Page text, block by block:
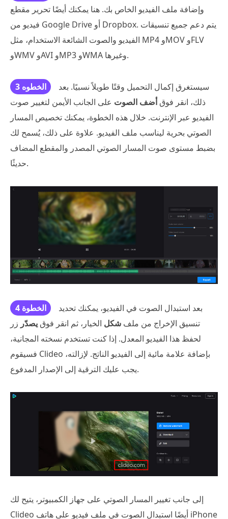
وإضافة ملف الفيديو الخاص بك. هنا يمكنك أيضًا تحرير مقطع
فيديو من Google Drive أو Dropbox. يتم دعم جميع تنسيقات
الفيديو والصوت الشائعة الاستخدام، مثل MP4 وMOV وFLV
وWMV وAVI وMP3 وWMA وغيرها.
الخطوه 3
سيستغرق إكمال التحميل وقتًا طويلاً نسبيًا. بعد
ذلك، انقر فوقأضف الصوت على الجانب الأيمن لتغيير صوت
الفيديو عبر الإنترنت. خلال هذه الخطوة، يمكنك تخصيص المسار
الصوتي بحرية ليناسب ملف الفيديو. علاوة على ذلك، يُسمح لك
بضبط مستوى صوت المسار الصوتي المصدر والمقطع المضاف
حديثًا.
الخطوة 4
بعد استبدال الصوت في الفيديو، يمكنك تحديد
تنسيق الإخراج من ملف شكل الخيار، ثم انقر فوقيصدّر زر
لحفظ هذا الفيديو المعدل. إذا كنت تستخدم نسخته المجانية،
فسيقوم Clideo بإضافة علامة مائية إلى الفيديو الناتج. لإزالته،
يجب عليك الترقية إلى الإصدار المدفوع.
إلى جانب تغيير المسار الصوتي على جهاز الكمبيوتر، يتيح لك
Clideo أيضًا استبدال الصوت في ملف فيديو على هاتف iPhone